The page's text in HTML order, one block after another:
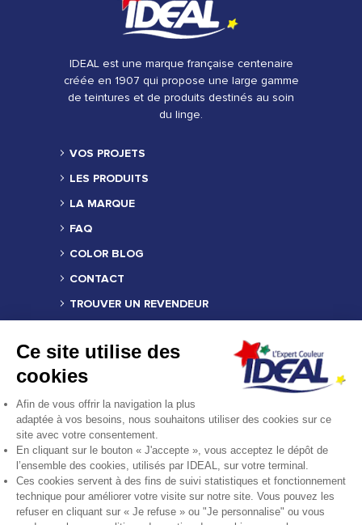
IDEAL est une marque française centenaire
créée en 1907 qui propose une large gamme
de teintures et de produits destinés au soin
du linge.
VOS PROJETS
LES PRODUITS
LA MARQUE
FAQ
COLOR BLOG
CONTACT
TROUVER UN REVENDEUR
MENTIONS LÉGALES
FICHE PRODUIT RELATIVE AUX QUALITÉS
OU CARACTÉRISTIQUES
ENVIRONNEMENTALES
REJOINDRE LA COMMUNAUTÉ
Ce site utilise des
cookies
Afin de vous offrir la navigation la plus
adaptée à vos besoins, nous souhaitons utiliser des cookies sur ce
site avec votre consentement.
En cliquant sur le bouton « J'accepte », vous acceptez le dépôt de
l’ensemble des cookies, utilisés par IDEAL, sur votre terminal.
Ces cookies servent à des fins de suivi statistiques et fonctionnement
technique pour améliorer votre visite sur notre site. Vous pouvez les
refuser en cliquant sur « Je refuse » ou "Je personnalise" ou vous